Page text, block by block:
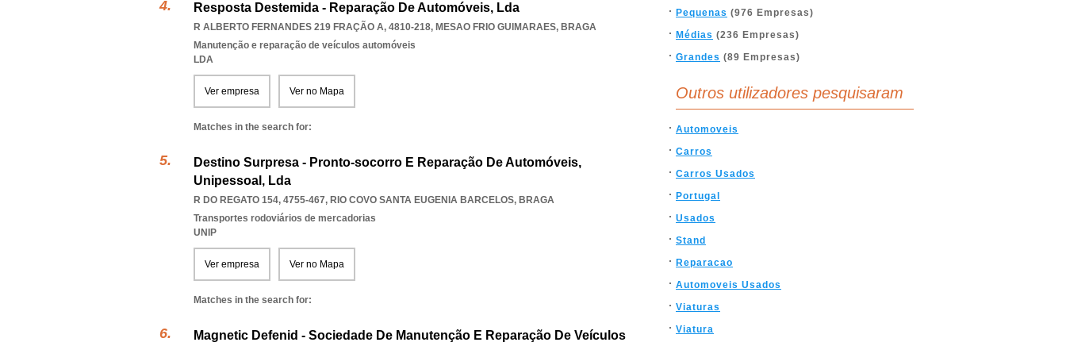
Resposta Destemida - Reparação De Automóveis, Lda
R ALBERTO FERNANDES 219 FRAÇÃO A, 4810-218, MESAO FRIO GUIMARAES, BRAGA
Manutenção e reparação de veículos automóveis
LDA
Ver empresa Ver no Mapa
Matches in the search for:
Destino Surpresa - Pronto-socorro E Reparação De Automóveis,
Unipessoal, Lda
R DO REGATO 154, 4755-467, RIO COVO SANTA EUGENIA BARCELOS, BRAGA
Transportes rodoviários de mercadorias
UNIP
Ver empresa Ver no Mapa
Matches in the search for:
Magnetic Defenid - Sociedade De Manutenção E Reparação De Veículos
Pequenas (976 Empresas)
Médias (236 Empresas)
Grandes (89 Empresas)
Outros utilizadores pesquisaram
Automoveis
Carros
Carros Usados
Portugal
Usados
Stand
Reparacao
Automoveis Usados
Viaturas
Viatura